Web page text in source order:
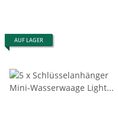
AUF LAGER